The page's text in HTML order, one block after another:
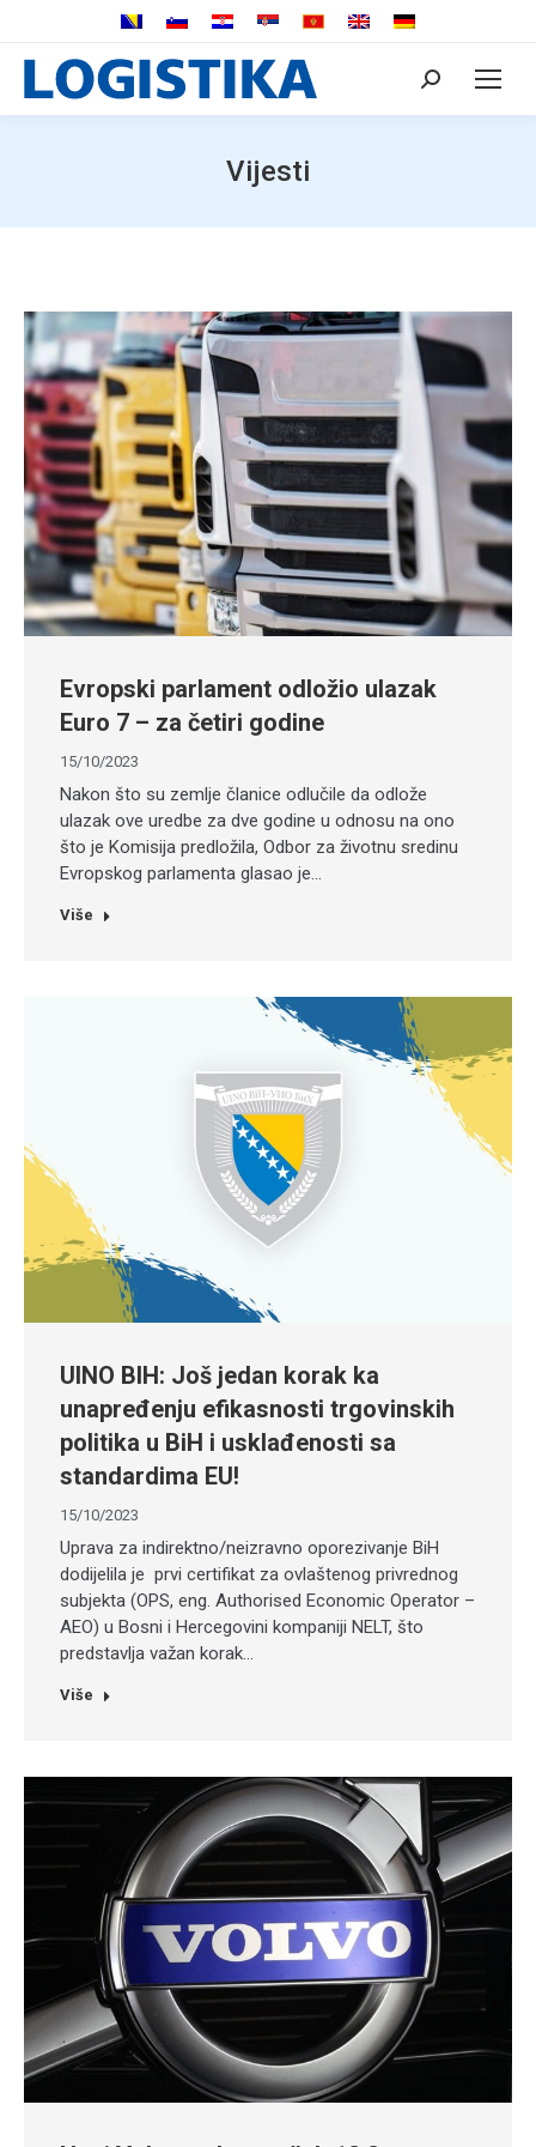
Search:
Vijesti
Evropski parlament odložio ulazak
Euro 7 – za četiri godine
15/10/2023
Nakon što su zemlje članice odlučile da odlože
ulazak ove uredbe za dve godine u odnosu na ono
što je Komisija predložila, Odbor za životnu sredinu
Evropskog parlamenta glasao je…
Više
UINO BIH: Još jedan korak ka
unapređenju efikasnosti trgovinskih
politika u BiH i usklađenosti sa
standardima EU!
15/10/2023
Uprava za indirektno/neizravno oporezivanje BiH
dodijelila je prvi certifikat za ovlaštenog privrednog
subjekta (OPS, eng. Authorised Economic Operator –
AEO) u Bosni i Hercegovini kompaniji NELT, što
predstavlja važan korak…
Više